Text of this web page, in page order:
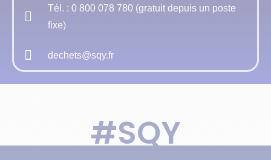
Tél. : 0 800 078 780 (gratuit depuis un poste
fixe)
dechets@sqy.fr
#SQY